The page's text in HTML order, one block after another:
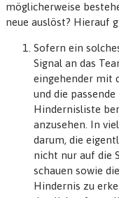
möglicherweise
neue auslöst? Hierauf
Sofern ein
Signal an das
eingehender mit
und die
Hindernisliste
anzusehen. In
darum, die
nicht nur auf die
schauen sowie
Hindernis zu